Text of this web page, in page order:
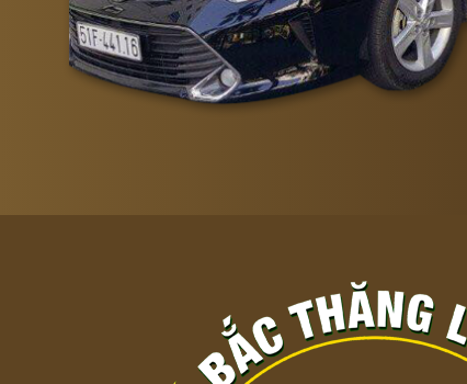
TÌNH HÌNH TỘI PHẠM TẠI HỒ CHÍ MINH HIỆN NAY
12/05/2023